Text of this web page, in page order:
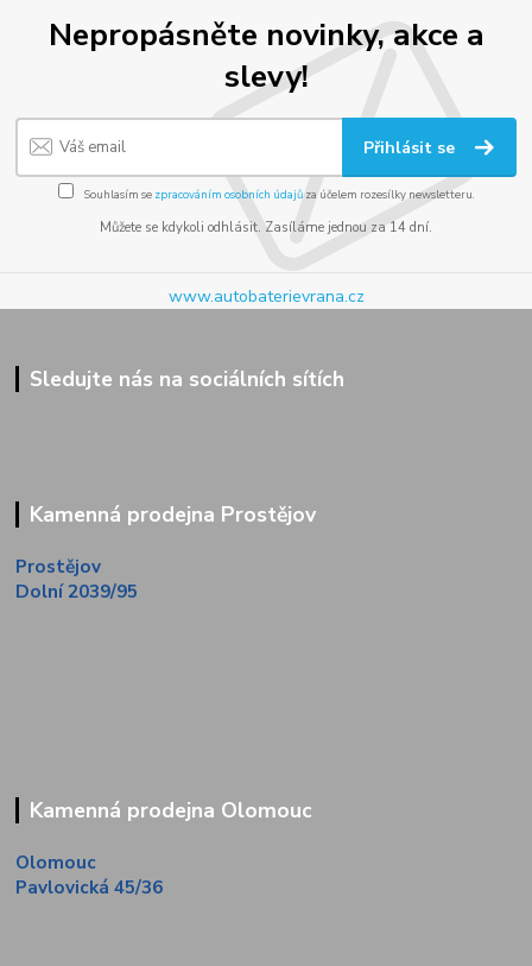
Nepropásněte novinky, akce a
slevy!
Přihlásit se
Souhlasím se zpracováním osobních údajůza účelem rozesílky newsletteru.
Můžete se kdykoli odhlásit. Zasíláme jednou za 14 dní.
www.autobaterievrana.cz
Sledujte nás na sociálních sítích
Kamenná prodejna Prostějov
Prostějov
Dolní 2039/95
Kamenná prodejna Olomouc
Olomouc
Pavlovická 45/36